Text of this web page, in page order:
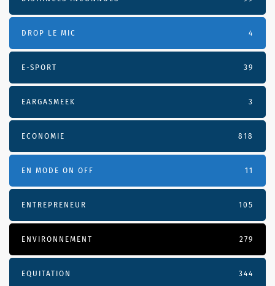
DROP LE MIC 4
E-SPORT 39
EARGASMEEK 3
ECONOMIE 818
EN MODE ON OFF 11
ENTREPRENEUR 105
ENVIRONNEMENT 279
EQUITATION 344